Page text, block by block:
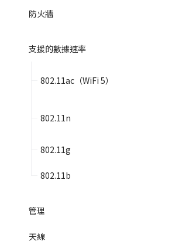
防火牆
支援的數據速率
802.11ac（WiFi 5）
802.11n
802.11g
802.11b
管理
天線